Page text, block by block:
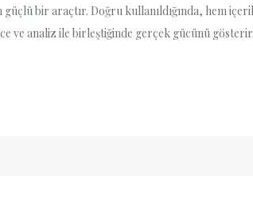
bir araçtır. Doğru kullanıldığında, hem
ve analiz ile birleştiğinde gerçek gücünü gösterir.